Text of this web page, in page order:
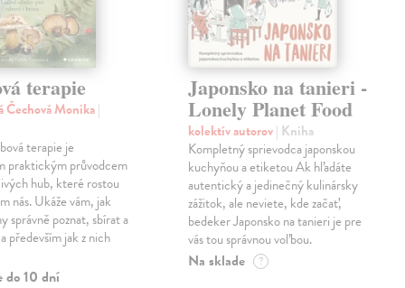
terapie
Čechová Monika|
terapie je
praktickým průvodcem
hub, které rostou
nás. Ukáže vám, jak
správně poznat, sbírat a
především jak z nich
do 10 dní
Japonsko na tanieri -
Lonely Planet Food
kolektív autorov| Kniha
Kompletný sprievodca japonskou
kuchyňou a etiketou Ak hľadáte
autentický a jedinečný kulinársky
zážitok, ale neviete, kde začať,
bedeker Japonsko na tanieri je pre
vás tou správnou voľbou.
Na sklade ?